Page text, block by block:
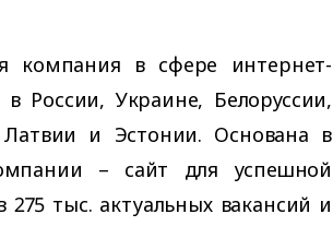
компания в сфере интернет-
России, Украине, Белоруссии,
Латвии и Эстонии. Основана в
– сайт для успешной
тыс. актуальных вакансий и